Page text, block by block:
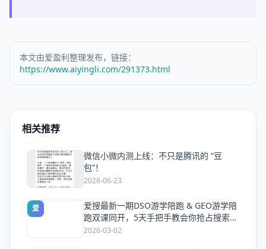
本文由爱盈利整理发布，链接：
https://www.aiyingli.com/291373.html
相关推荐
爱
微信小微内测上线：不只是腾讯的 “豆
包”！
2026-06-23
爱
爱搜最新一期DSO游学陪跑 & GEO游学陪
跑双课同开，5天手把手教会你抢占搜索流
量
2026-03-02